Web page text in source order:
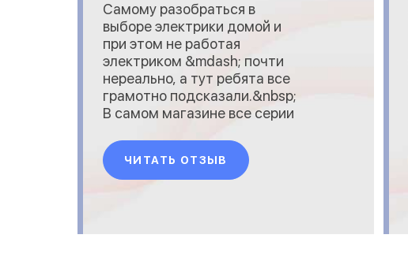
Самому разобраться в
выборе электрики домой и
при этом не работая
электриком &mdash; почти
нереально, а тут ребята все
грамотно подсказали.&nbsp;
В самом магазине все серии
безумно красиво, все
цевильно. Это вам не
савковые радиорынки. В
ЧИТАТЬ ОТЗЫВ